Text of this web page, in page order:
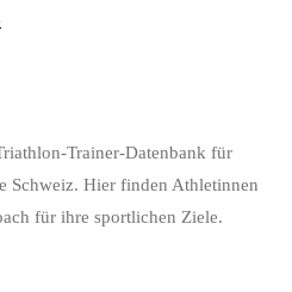
Trainer-Datenbank für
Schweiz. Hier finden Athletinnen
für ihre sportlichen Ziele.